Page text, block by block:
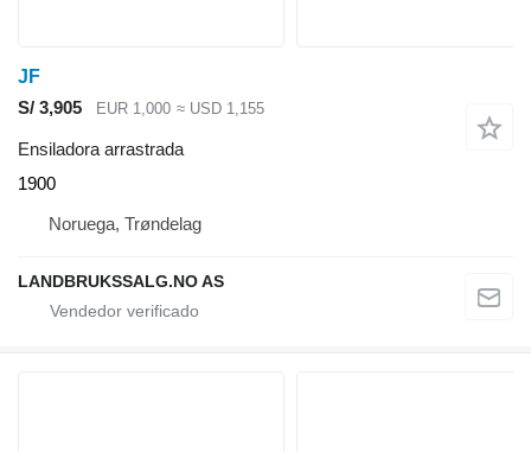
JF
S/ 3,905
EUR 1,000 ≈ USD 1,155
Ensiladora arrastrada
1900
Noruega, Trøndelag
LANDBRUKSSALG.NO AS